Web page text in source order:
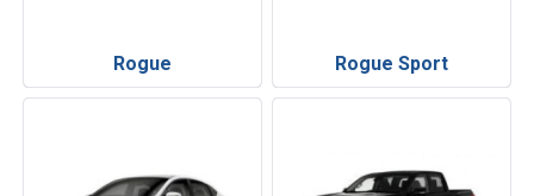
Rogue Rogue Sport